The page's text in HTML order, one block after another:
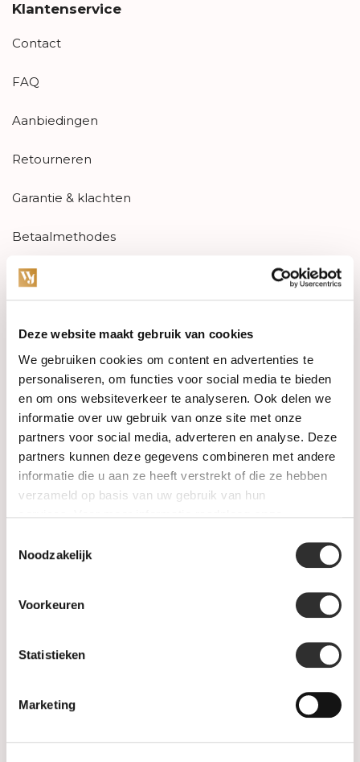
Deze website maakt gebruik van cookies
We gebruiken cookies om content en advertenties te
personaliseren, om functies voor social media te bieden
en om ons websiteverkeer te analyseren. Ook delen we
informatie over uw gebruik van onze site met onze
partners voor social media, adverteren en analyse. Deze
partners kunnen deze gegevens combineren met andere
informatie die u aan ze heeft verstrekt of die ze hebben
verzameld op basis van uw gebruik van hun
Noodzakelijk
Voorkeuren
Statistieken
Marketing
Klantenservice
Contact
FAQ
Aanbiedingen
Retourneren
Garantie & klachten
Betaalmethodes
Sitemap
Categorieën
Horloges
Juwelen
Trouwringen
PRE-OWNED
Informatie